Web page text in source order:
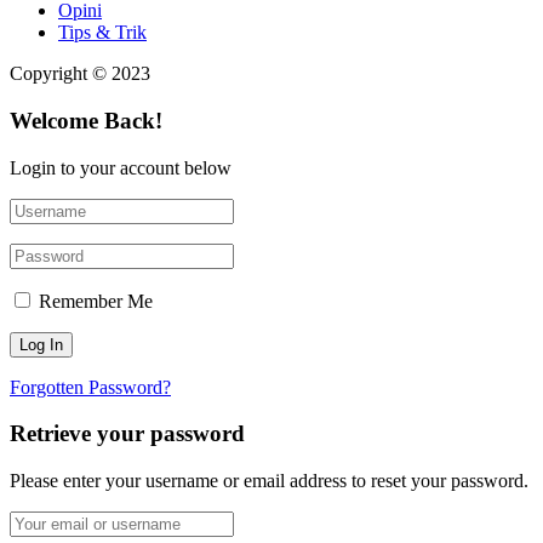
Opini
Tips & Trik
Copyright © 2023
Welcome Back!
Login to your account below
Remember Me
Forgotten Password?
Retrieve your password
Please enter your username or email address to reset your password.